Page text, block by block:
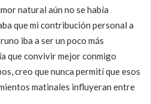
natural aún no se había
que mi contribución personal a
iba a ser un poco más
que convivir mejor conmigo
creo que nunca permití que esos
matinales influyeran entre